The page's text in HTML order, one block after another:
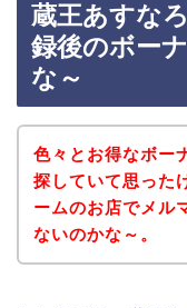
蔵王あすな
録後のボー
な～
色々とお得なボー
探していて思った
ームのお店でメル
ないのかな～。